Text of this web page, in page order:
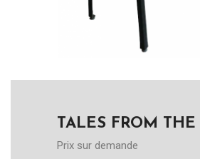
TALES FROM THE
Prix sur demande